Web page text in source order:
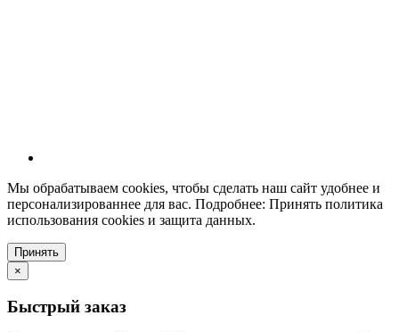
Мы обрабатываем cookies, чтобы сделать наш сайт удобнее и
персонализированнее для вас. Подробнее: Принять политика
использования cookies и защита данных.
Принять
×
Быстрый заказ